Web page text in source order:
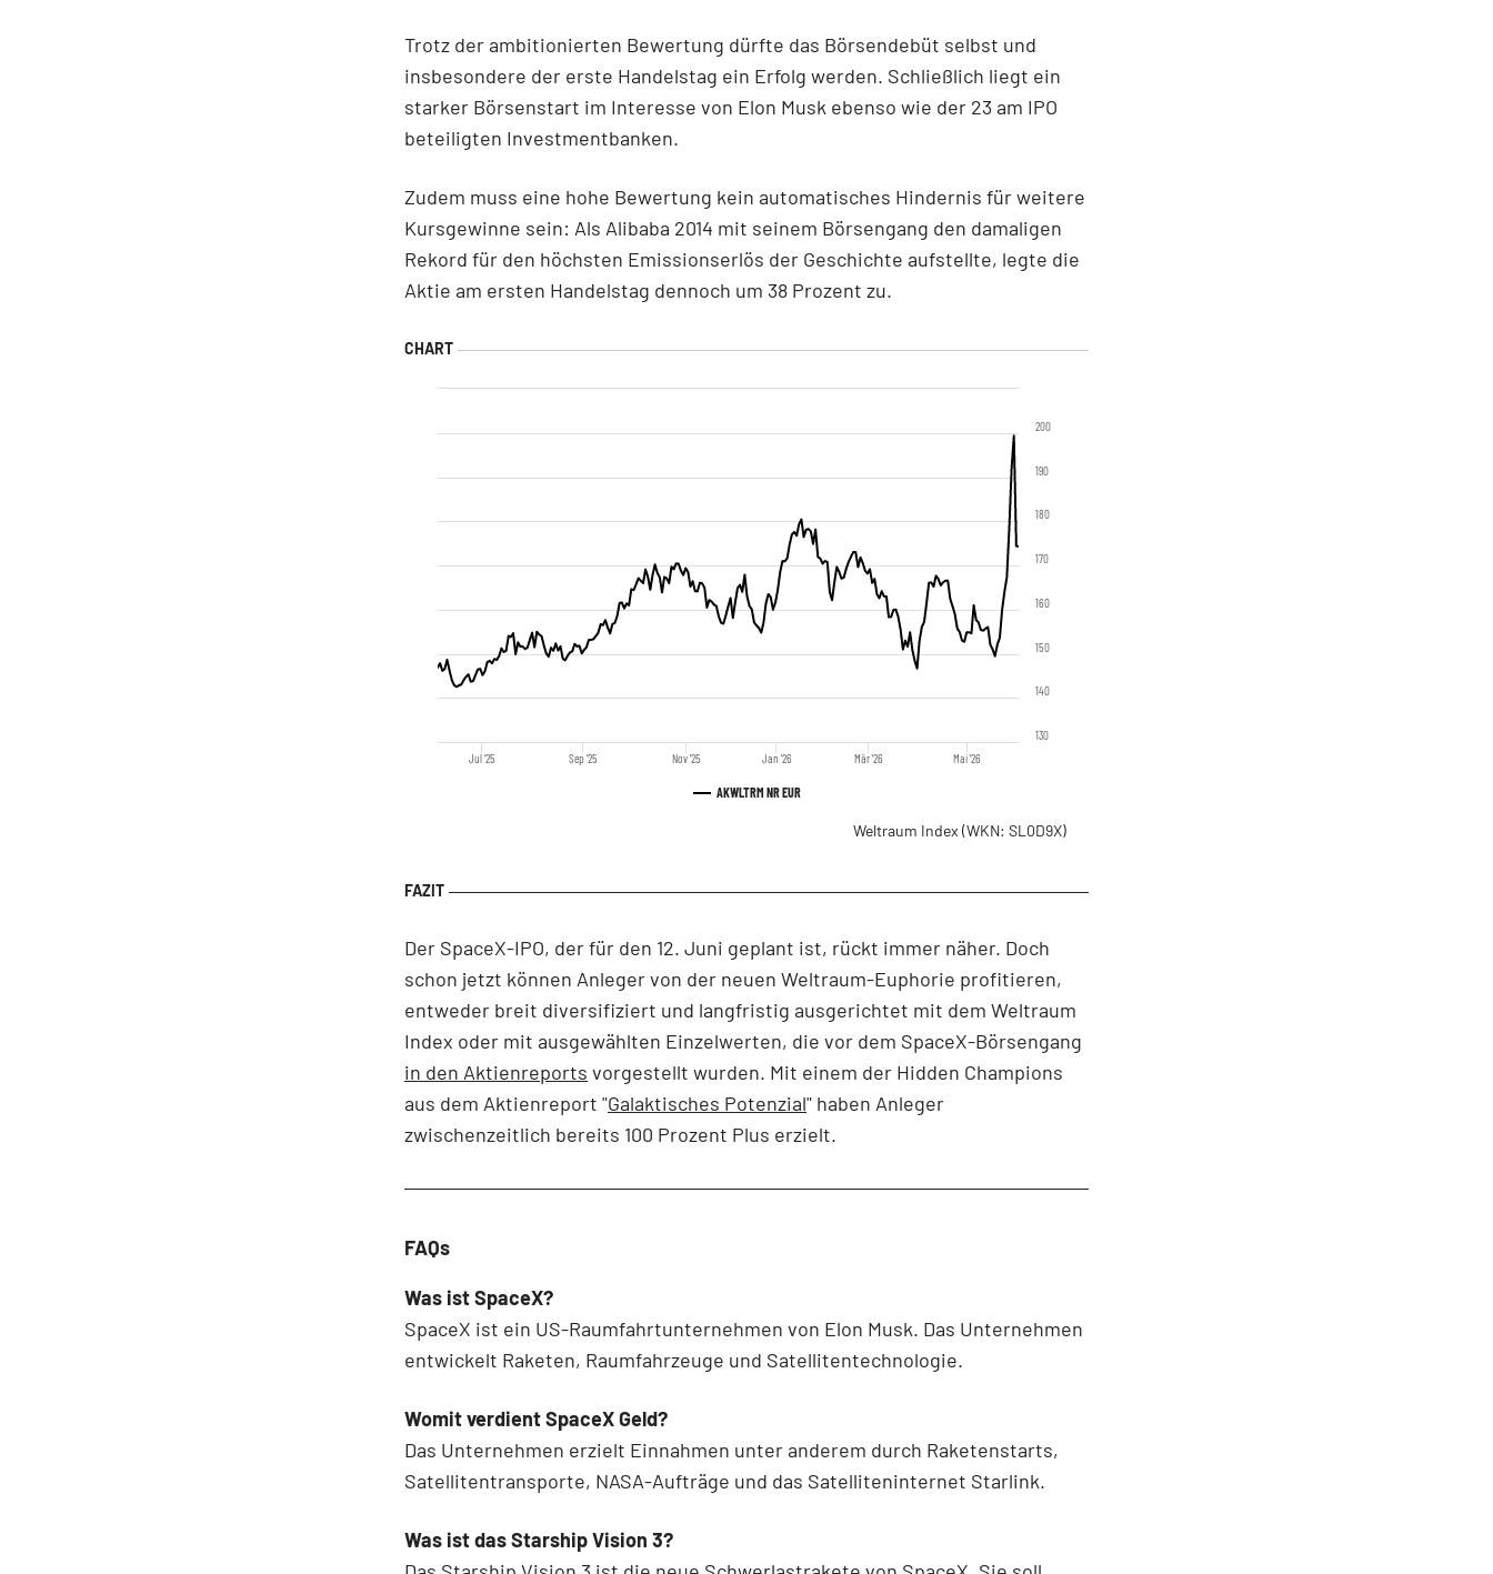
Trotz der ambitionierten Bewertung dürfte das Börsendebüt selbst und
insbesondere der erste Handelstag ein Erfolg werden. Schließlich liegt ein
starker Börsenstart im Interesse von Elon Musk ebenso wie der 23 am IPO
beteiligten Investmentbanken.
Zudem muss eine hohe Bewertung kein automatisches Hindernis für weitere
Kursgewinne sein: Als Alibaba 2014 mit seinem Börsengang den damaligen
Rekord für den höchsten Emissionserlös der Geschichte aufstellte, legte die
Aktie am ersten Handelstag dennoch um 38 Prozent zu.
AKWLTRM NR EUR
Jul '25 Sep '25 Nov '25 Jan '26 Mär '26 Mai '26
130
140
150
160
170
180
190
200
Weltraum Index (WKN: SL0D9X)
Der SpaceX-IPO, der für den 12. Juni geplant ist, rückt immer näher. Doch
schon jetzt können Anleger von der neuen Weltraum-Euphorie profitieren,
entweder breit diversifiziert und langfristig ausgerichtet mit dem Weltraum
Index oder mit ausgewählten Einzelwerten, die vor dem SpaceX-Börsengang
in den Aktienreports vorgestellt wurden. Mit einem der Hidden Champions
aus dem Aktienreport "Galaktisches Potenzial" haben Anleger
zwischenzeitlich bereits 100 Prozent Plus erzielt.
FAQs
Was ist SpaceX?
SpaceX ist ein US-Raumfahrtunternehmen von Elon Musk. Das Unternehmen
entwickelt Raketen, Raumfahrzeuge und Satellitentechnologie.
Womit verdient SpaceX Geld?
Das Unternehmen erzielt Einnahmen unter anderem durch Raketenstarts,
Satellitentransporte, NASA-Aufträge und das Satelliteninternet Starlink.
Was ist das Starship Vision 3?